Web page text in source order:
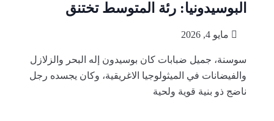
البوسيدونيا: رئة المتوسط تختنق
مايو 4, 2026
سوسنة، جميل ضبابات كان بوسيدون إله البحر والزلازل
والفيضانات في الميثولوجيا الاغريقية، وكان يجسده رجل
ناضج ذو بنية قوية ولحية